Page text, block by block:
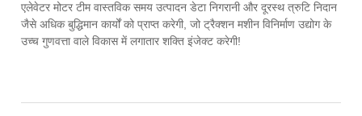
एलेवेटर मोटर टीम वास्तविक समय उत्पादन डेटा निगरानी और दूरस्थ त्रुटि निदान
जैसे अधिक बुद्धिमान कार्यों को प्राप्त करेगी, जो ट्रैक्शन मशीन विनिर्माण उद्योग के
उच्च गुणवत्ता वाले विकास में लगातार शक्ति इंजेक्ट करेगी!